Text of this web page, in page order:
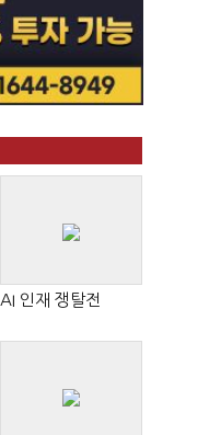
AI 인재 쟁탈전